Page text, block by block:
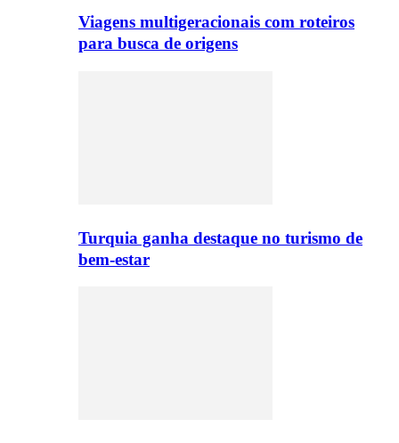
Viagens multigeracionais com roteiros
para busca de origens
Turquia ganha destaque no turismo de
bem-estar